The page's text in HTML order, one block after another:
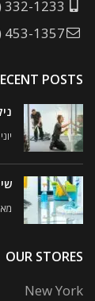
Fax: (099) 453-1357
POSTS
יוני 18, 2026
מאי 21,
OUR STORES
New York